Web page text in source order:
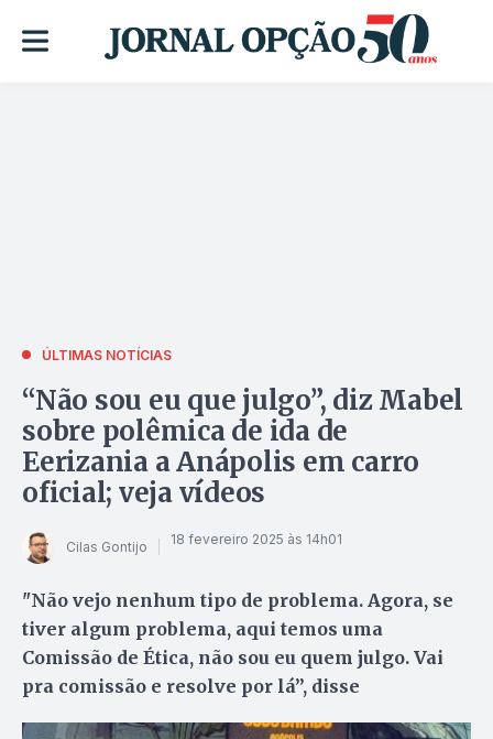
ÚLTIMAS NOTÍCIAS
“Não sou eu que julgo”, diz Mabel
sobre polêmica de ida de
Eerizania a Anápolis em carro
oficial; veja vídeos
Cilas Gontijo 18 fevereiro 2025 às 14h01
"Não vejo nenhum tipo de problema. Agora, se
tiver algum problema, aqui temos uma
Comissão de Ética, não sou eu quem julgo. Vai
pra comissão e resolve por lá”, disse